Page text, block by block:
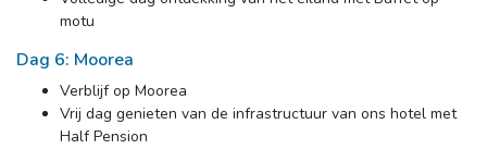
motu
Dag 6: Moorea
Verblijf op Moorea
Vrij dag genieten van de infrastructuur van ons hotel met
Half Pension